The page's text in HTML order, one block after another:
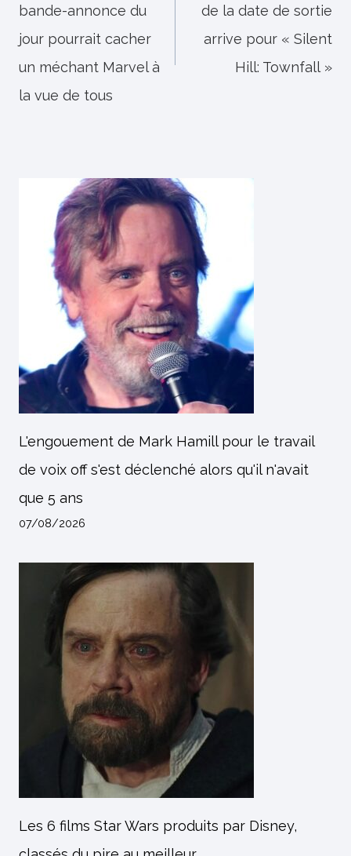
l’article
bande-annonce du
jour pourrait cacher
un méchant Marvel à
la vue de tous
de la date de sortie
arrive pour « Silent
Hill: Townfall »
L'engouement de Mark Hamill pour le travail
de voix off s'est déclenché alors qu'il n'avait
que 5 ans
07/08/2026
Les 6 films Star Wars produits par Disney,